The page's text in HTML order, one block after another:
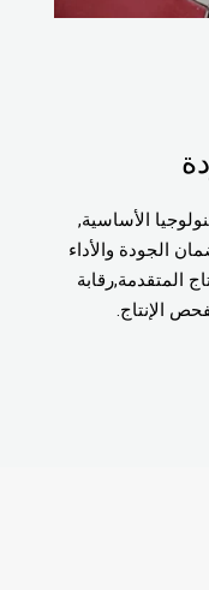
الأساسية,
الجودة والأداء
المتقدمة,رقابة
الإنتاج.